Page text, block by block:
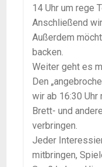
14 Uhr um rege
Anschließend
Außerdem
backen.
Weiter geht es
Den
wir ab 16:30 Uhr
Brett- und
verbringen.
Jeder
mitbringen,